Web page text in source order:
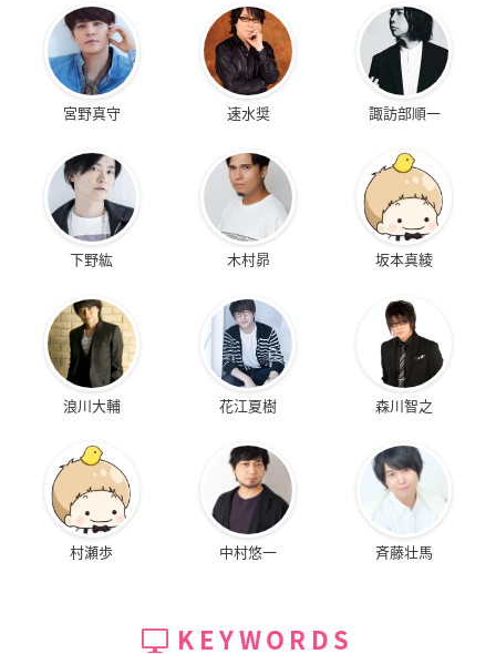
宮野真守 速水奨 諏訪部順一
下野紘 木村昴 坂本真綾
浪川大輔 花江夏樹 森川智之
村瀬歩 中村悠一 斉藤壮馬
KEYWORDS